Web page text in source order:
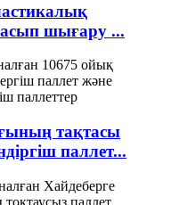
шығару ...
тақтасы
паллет...